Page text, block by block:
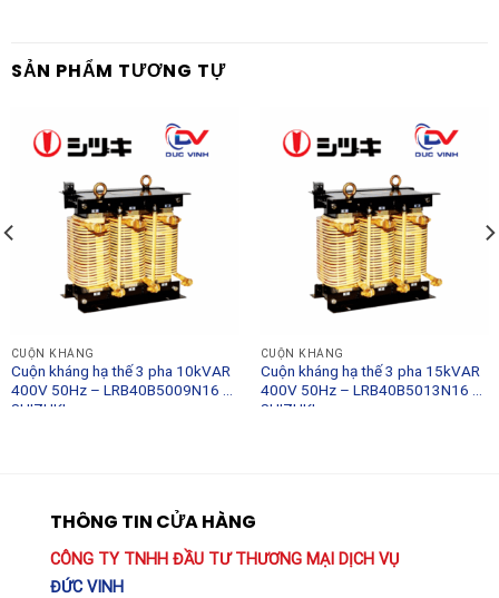
SẢN PHẨM TƯƠNG TỰ
CUỘN KHÁNG
Cuộn kháng hạ thế 3 pha 10kVAR
400V 50Hz – LRB40B5009N16 –
SHIZUKI
CUỘN KHÁNG
Cuộn kháng hạ thế 3 pha 15kVAR
400V 50Hz – LRB40B5013N16 –
SHIZUKI
THÔNG TIN CỬA HÀNG
CÔNG TY TNHH ĐẦU TƯ THƯƠNG MẠI DỊCH VỤ
ĐỨC VINH